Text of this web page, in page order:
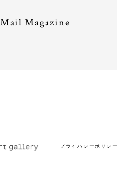
Mail Magazine
プライバシーポリシー